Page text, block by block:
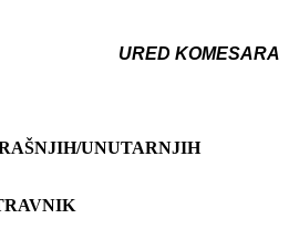
URED KOMESARA
UNUTARNJIH